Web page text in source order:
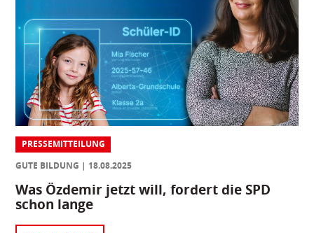
PRESSEMITTEILUNG
GUTE BILDUNG
18.08.2025
Was Özdemir jetzt will, fordert die SPD
schon lange